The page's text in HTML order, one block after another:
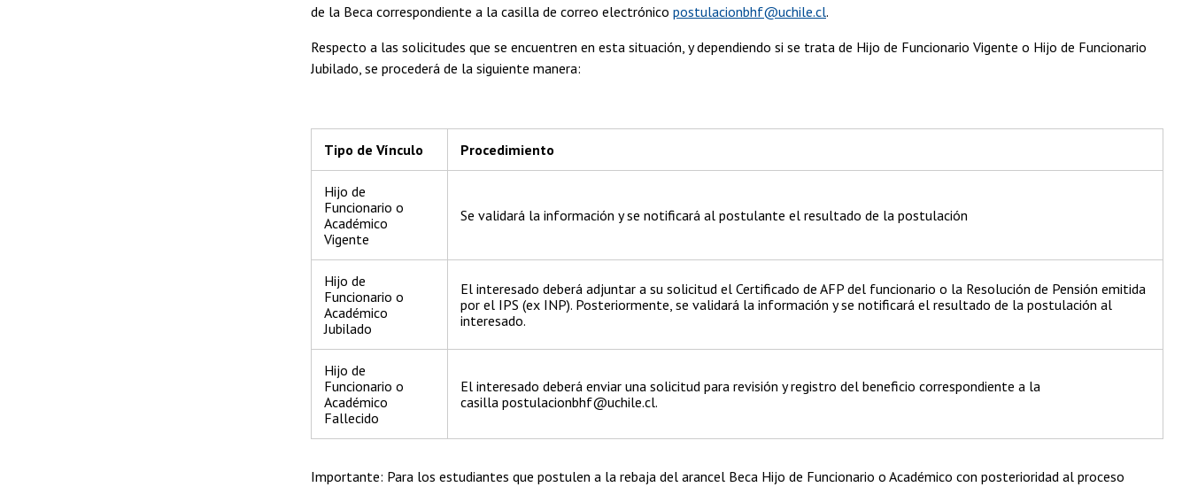
de la Beca correspondiente a la casilla de correo electrónico postulacionbhf@uchile.cl.
Respecto a las solicitudes que se encuentren en esta situación, y dependiendo si se trata de Hijo de Funcionario Vigente o Hijo de Funcionario
Jubilado, se procederá de la siguiente manera:
Tipo de Vínculo Procedimiento
Hijo de
Funcionario o
Académico
Vigente
Se validará la información y se notificará al postulante el resultado de la postulación
Hijo de
Funcionario o
Académico
Jubilado
El interesado deberá adjuntar a su solicitud el Certificado de AFP del funcionario o la Resolución de Pensión emitida
por el IPS (ex INP). Posteriormente, se validará la información y se notificará el resultado de la postulación al
interesado.
Hijo de
Funcionario o
Académico
Fallecido
El interesado deberá enviar una solicitud para revisión y registro del beneficio correspondiente a la
casilla postulacionbhf@uchile.cl.
Importante: Para los estudiantes que postulen a la rebaja del arancel Beca Hijo de Funcionario o Académico con posterioridad al proceso